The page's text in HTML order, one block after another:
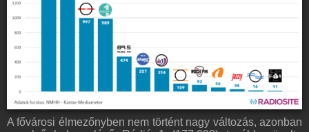
A fővárosi élmezőnyben nem történt nagy változás, azonban